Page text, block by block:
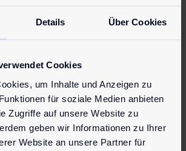
Details Über Cookies
Cookies
um Inhalte und Anzeigen zu
für soziale Medien anbieten
Zugriffe auf unsere Website zu
geben wir Informationen zu Ihrer
Website an unsere Partner für